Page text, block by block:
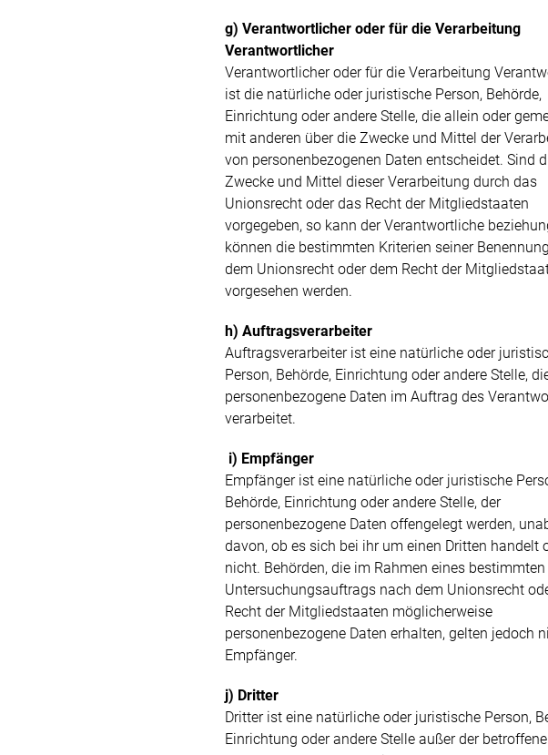
g) Verantwortlicher oder für die Verarbeitung
Verantwortlicher
Verantwortlicher oder für die Verarbeitung
ist die natürliche oder juristische Person, Behörde,
Einrichtung oder andere Stelle, die allein oder
mit anderen über die Zwecke und Mittel der
von personenbezogenen Daten entscheidet. Sind
Zwecke und Mittel dieser Verarbeitung durch das
Unionsrecht oder das Recht der Mitgliedstaaten
vorgegeben, so kann der Verantwortliche
können die bestimmten Kriterien seiner
dem Unionsrecht oder dem Recht der
vorgesehen werden.
h) Auftragsverarbeiter
Auftragsverarbeiter ist eine natürliche oder
Person, Behörde, Einrichtung oder andere Stelle,
personenbezogene Daten im Auftrag des
verarbeitet.
i) Empfänger
Empfänger ist eine natürliche oder juristische
Behörde, Einrichtung oder andere Stelle, der
personenbezogene Daten offengelegt werden,
davon, ob es sich bei ihr um einen Dritten handelt
nicht. Behörden, die im Rahmen eines bestimmten
Untersuchungsauftrags nach dem Unionsrecht
Recht der Mitgliedstaaten möglicherweise
personenbezogene Daten erhalten, gelten jedoch
Empfänger.
j) Dritter
Dritter ist eine natürliche oder juristische Person,
Einrichtung oder andere Stelle außer der